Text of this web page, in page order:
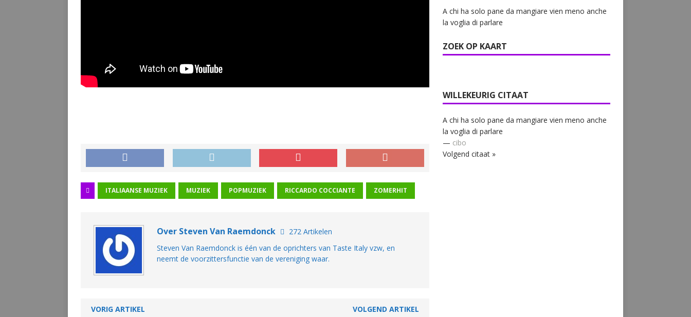
ITALIAANSE MUZIEK MUZIEK POPMUZIEK RICCARDO COCCIANTE ZOMERHIT
Over Steven Van Raemdonck
272 Artikelen
Steven Van Raemdonck is één van de oprichters van Taste Italy vzw, en
neemt de voorzittersfunctie van de vereniging waar.
VORIG ARTIKEL VOLGEND ARTIKEL
A chi ha solo pane da mangiare vien meno anche
la voglia di parlare
ZOEK OP KAART
WILLEKEURIG CITAAT
A chi ha solo pane da mangiare vien meno anche
la voglia di parlare
— cibo
Volgend citaat »